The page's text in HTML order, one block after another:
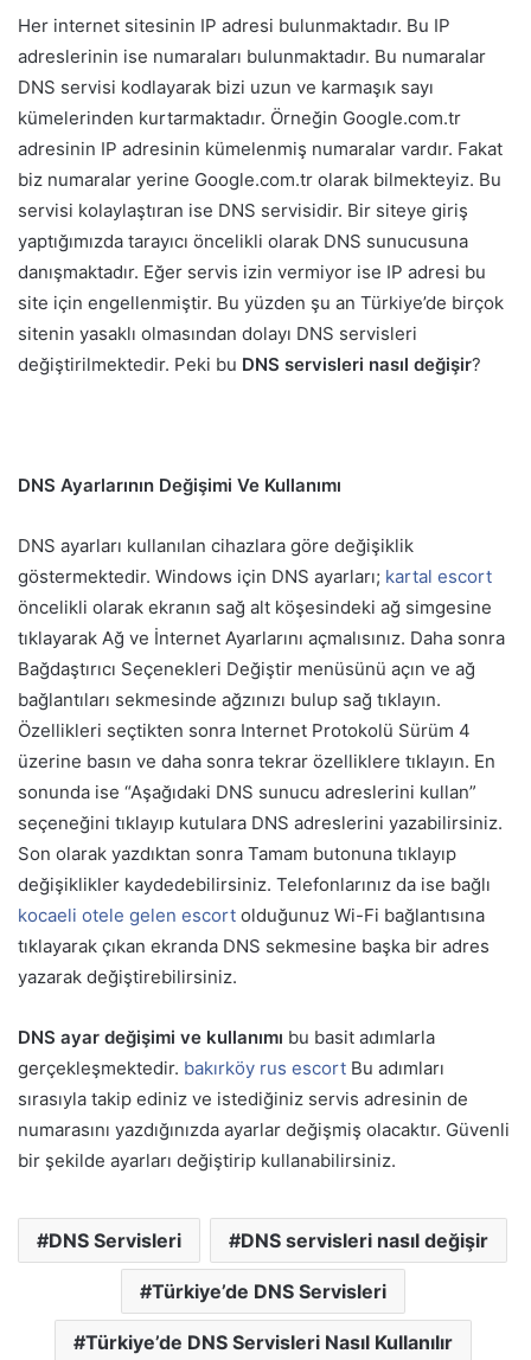
Her internet sitesinin IP adresi bulunmaktadır. Bu IP
adreslerinin ise numaraları bulunmaktadır. Bu numaralar
DNS servisi kodlayarak bizi uzun ve karmaşık sayı
kümelerinden kurtarmaktadır. Örneğin Google.com.tr
adresinin IP adresinin kümelenmiş numaralar vardır. Fakat
biz numaralar yerine Google.com.tr olarak bilmekteyiz. Bu
servisi kolaylaştıran ise DNS servisidir. Bir siteye giriş
yaptığımızda tarayıcı öncelikli olarak DNS sunucusuna
danışmaktadır. Eğer servis izin vermiyor ise IP adresi bu
site için engellenmiştir. Bu yüzden şu an Türkiye’de birçok
sitenin yasaklı olmasından dolayı DNS servisleri
değiştirilmektedir. Peki bu DNS servisleri nasıl değişir?
DNS Ayarlarının Değişimi Ve Kullanımı
DNS ayarları kullanılan cihazlara göre değişiklik
göstermektedir. Windows için DNS ayarları; kartal escort
öncelikli olarak ekranın sağ alt köşesindeki ağ simgesine
tıklayarak Ağ ve İnternet Ayarlarını açmalısınız. Daha sonra
Bağdaştırıcı Seçenekleri Değiştir menüsünü açın ve ağ
bağlantıları sekmesinde ağzınızı bulup sağ tıklayın.
Özellikleri seçtikten sonra Internet Protokolü Sürüm 4
üzerine basın ve daha sonra tekrar özelliklere tıklayın. En
sonunda ise “Aşağıdaki DNS sunucu adreslerini kullan”
seçeneğini tıklayıp kutulara DNS adreslerini yazabilirsiniz.
Son olarak yazdıktan sonra Tamam butonuna tıklayıp
değişiklikler kaydedebilirsiniz. Telefonlarınız da ise bağlı
kocaeli otele gelen escort olduğunuz Wi-Fi bağlantısına
tıklayarak çıkan ekranda DNS sekmesine başka bir adres
yazarak değiştirebilirsiniz.
DNS ayar değişimi ve kullanımı bu basit adımlarla
gerçekleşmektedir. bakırköy rus escort Bu adımları
sırasıyla takip ediniz ve istediğiniz servis adresinin de
numarasını yazdığınızda ayarlar değişmiş olacaktır. Güvenli
bir şekilde ayarları değiştirip kullanabilirsiniz.
DNS Servisleri DNS servisleri nasıl değişir
Türkiye’de DNS Servisleri
Türkiye’de DNS Servisleri Nasıl Kullanılır